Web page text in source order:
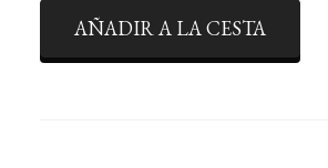
AÑADIR A LA CESTA